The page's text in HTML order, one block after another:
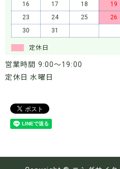
16
17 18 19
23
24 25 26
30
31
定休日
営業時間 9:00～19:00
定休日 水曜日